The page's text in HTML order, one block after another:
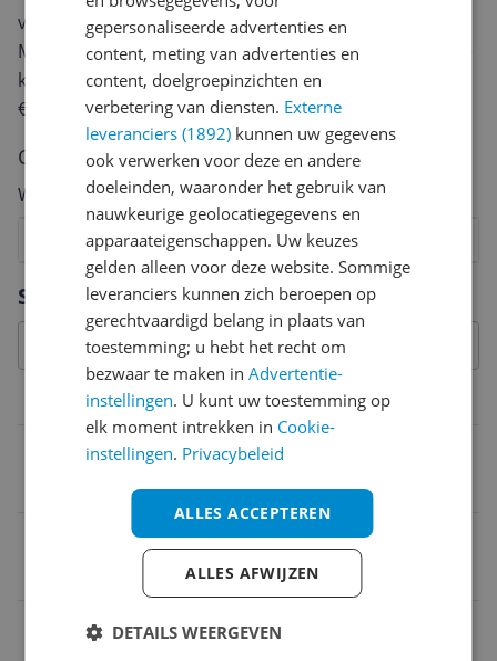
Specificaties
Productinformatie
Type moederbord
Sound technology
van een review gemiddeld tussen de 3 en 10 minuten.
Met jouw mening help je andere bezoekers een betere
keuze te maken én maak je iedere maand kans op
€250,-!
Klik hier voor de actievoorwaarden.
Cijfer
Welk cijfer geef jij dit product?
7
6
5
4
3
2
gepersonaliseerde advertenties en
content, meting van advertenties en
content, doelgroepinzichten en
verbetering van diensten. Externe
leveranciers (1892) kunnen uw gegevens
ook verwerken voor deze en andere
doeleinden, waaronder het gebruik van
nauwkeurige geolocatiegegevens en
apparaateigenschappen. Uw keuzes
gelden alleen voor deze website. Sommige
leveranciers kunnen zich beroepen op
gerechtvaardigd belang in plaats van
toestemming; u hebt het recht om
bezwaar te maken inAdvertentie-
instellingen. U kunt uw toestemming op
elk moment intrekken in Cookie-
instellingen. Privacybeleid
ALLES ACCEPTEREN
ALLES AFWIJZEN
DETAILS WEERGEVEN